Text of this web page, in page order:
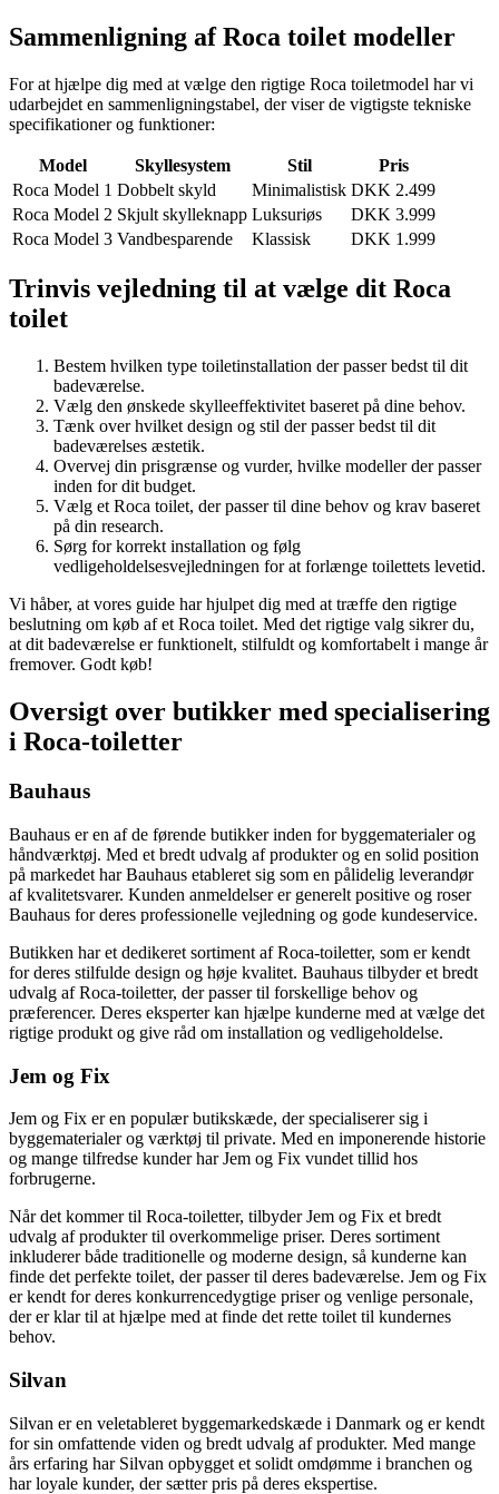
Sammenligning af Roca toilet modeller
For at hjælpe dig med at vælge den rigtige Roca toiletmodel har vi
udarbejdet en sammenligningstabel, der viser de vigtigste tekniske
specifikationer og funktioner:
Model Skyllesystem Stil
Pris
Roca Model 1 Dobbelt skyld Minimalistisk DKK 2.499
Roca Model 2 Skjult skylleknapp Luksuriøs
DKK 3.999
Roca Model 3 Vandbesparende Klassisk DKK 1.999
Trinvis vejledning til at vælge dit Roca
toilet
Bestem hvilken type toiletinstallation der passer bedst til dit
badeværelse.
Vælg den ønskede skylleeffektivitet baseret på dine behov.
Tænk over hvilket design og stil der passer bedst til dit
badeværelses æstetik.
Overvej din prisgrænse og vurder, hvilke modeller der passer
inden for dit budget.
Vælg et Roca toilet, der passer til dine behov og krav baseret
på din research.
Sørg for korrekt installation og følg
vedligeholdelsesvejledningen for at forlænge toilettets levetid.
Vi håber, at vores guide har hjulpet dig med at træffe den rigtige
beslutning om køb af et Roca toilet. Med det rigtige valg sikrer du,
at dit badeværelse er funktionelt, stilfuldt og komfortabelt i mange år
fremover. Godt køb!
Oversigt over butikker med specialisering
i Roca-toiletter
Bauhaus
Bauhaus er en af de førende butikker inden for byggematerialer og
håndværktøj. Med et bredt udvalg af produkter og en solid position
på markedet har Bauhaus etableret sig som en pålidelig leverandør
af kvalitetsvarer. Kunden anmeldelser er generelt positive og roser
Bauhaus for deres professionelle vejledning og gode kundeservice.
Butikken har et dedikeret sortiment af Roca-toiletter, som er kendt
for deres stilfulde design og høje kvalitet. Bauhaus tilbyder et bredt
udvalg af Roca-toiletter, der passer til forskellige behov og
præferencer. Deres eksperter kan hjælpe kunderne med at vælge det
rigtige produkt og give råd om installation og vedligeholdelse.
Jem og Fix
Jem og Fix er en populær butikskæde, der specialiserer sig i
byggematerialer og værktøj til private. Med en imponerende historie
og mange tilfredse kunder har Jem og Fix vundet tillid hos
forbrugerne.
Når det kommer til Roca-toiletter, tilbyder Jem og Fix et bredt
udvalg af produkter til overkommelige priser. Deres sortiment
inkluderer både traditionelle og moderne design, så kunderne kan
finde det perfekte toilet, der passer til deres badeværelse. Jem og Fix
er kendt for deres konkurrencedygtige priser og venlige personale,
der er klar til at hjælpe med at finde det rette toilet til kundernes
behov.
Silvan
Silvan er en veletableret byggemarkedskæde i Danmark og er kendt
for sin omfattende viden og bredt udvalg af produkter. Med mange
års erfaring har Silvan opbygget et solidt omdømme i branchen og
har loyale kunder, der sætter pris på deres ekspertise.